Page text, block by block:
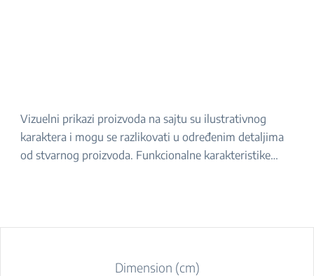
Vizuelni prikazi proizvoda na sajtu su ilustrativnog
karaktera i mogu se razlikovati u određenim detaljima
od stvarnog proizvoda. Funkcionalne karakteristike
Dimension (cm)